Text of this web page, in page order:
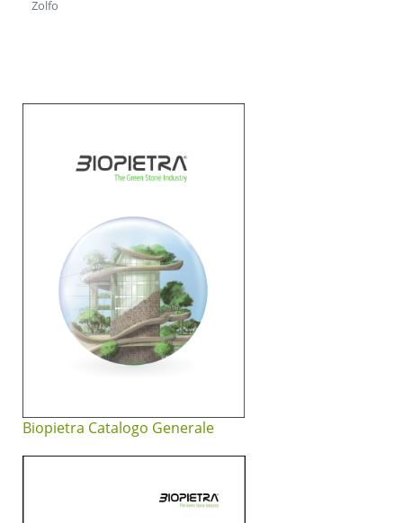
Zolfo
Biopietra Catalogo Generale